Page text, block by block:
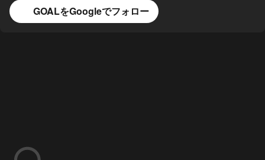
GOALをGoogleでフォロー